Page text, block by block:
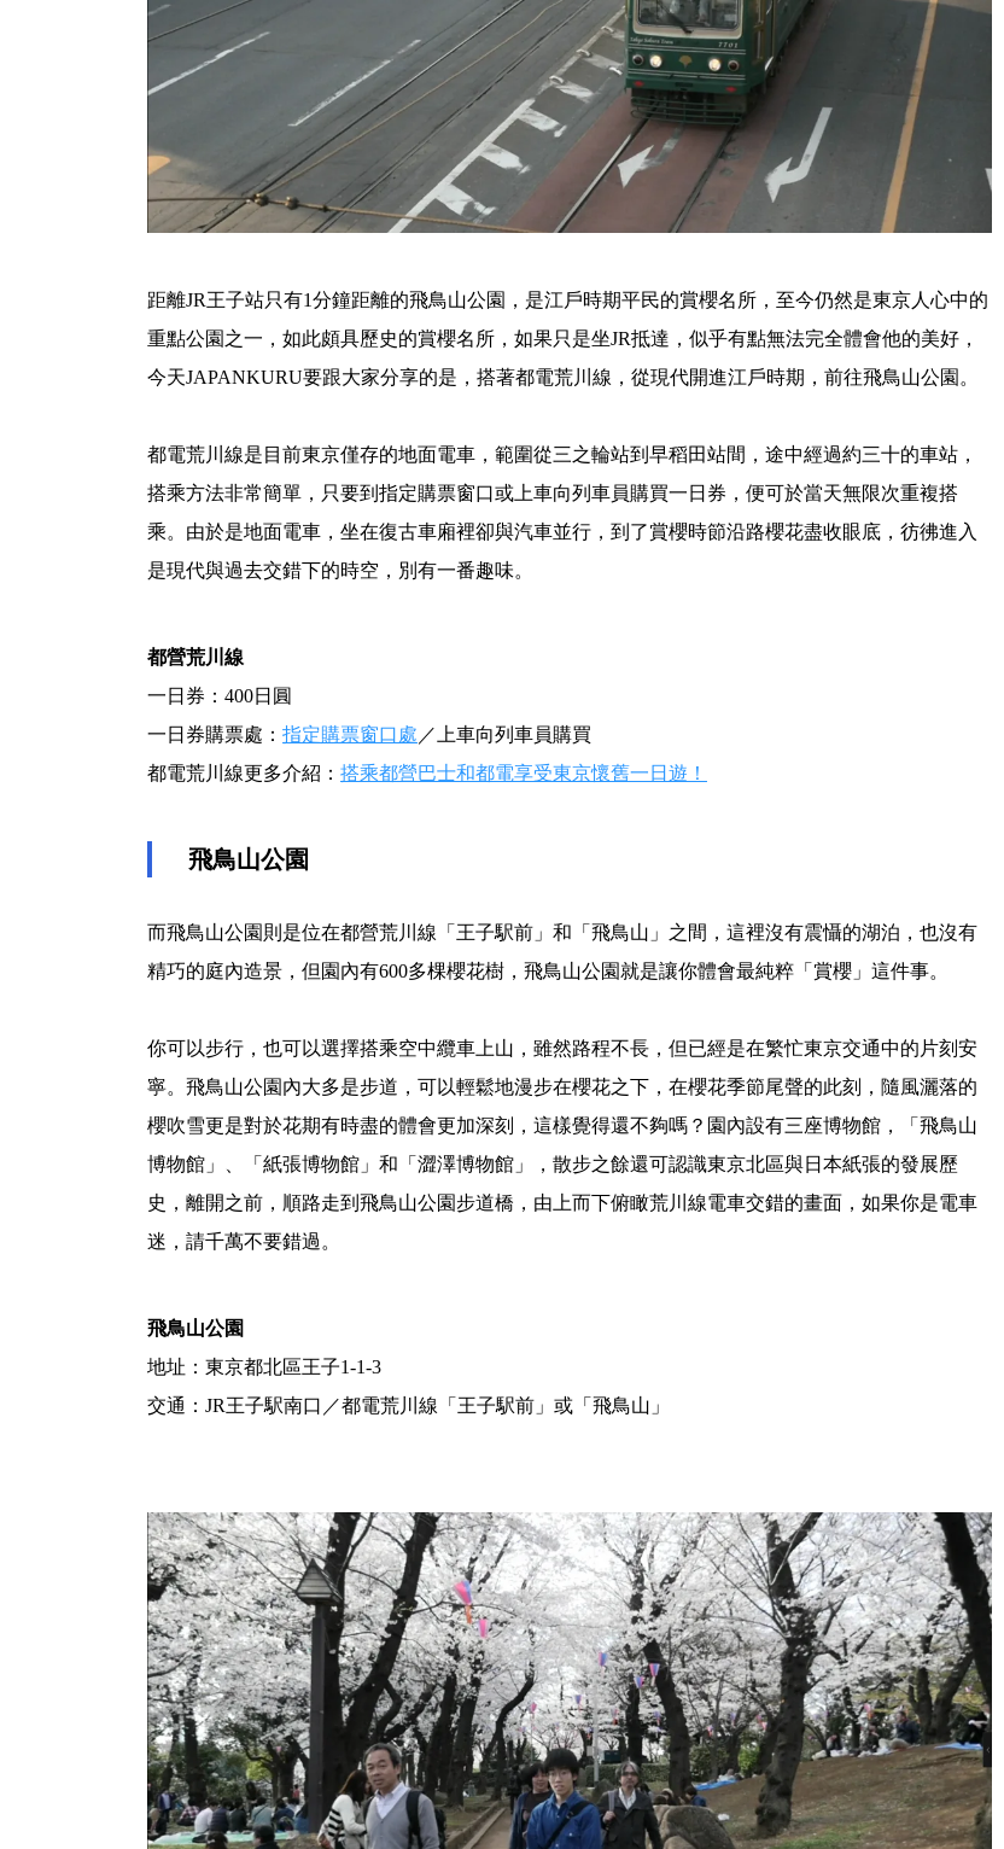
距離JR王子站只有1分鐘距離的飛鳥山公園，是江戶時期平民的賞櫻名所，至今仍然是東京人心中的
重點公園之一，如此頗具歷史的賞櫻名所，如果只是坐JR抵達，似乎有點無法完全體會他的美好，
今天JAPANKURU要跟大家分享的是，搭著都電荒川線，從現代開進江戶時期，前往飛鳥山公園。
都電荒川線是目前東京僅存的地面電車，範圍從三之輪站到早稻田站間，途中經過約三十的車站，
搭乘方法非常簡單，只要到指定購票窗口或上車向列車員購買一日券，便可於當天無限次重複搭
乘。由於是地面電車，坐在復古車廂裡卻與汽車並行，到了賞櫻時節沿路櫻花盡收眼底，彷彿進入
是現代與過去交錯下的時空，別有一番趣味。
都營荒川線
一日券：400日圓
一日券購票處： 指定購票窗口處 ／上車向列車員購買
都電荒川線更多介紹： 搭乘都營巴士和都電享受東京懷舊一日遊！
飛鳥山公園
而飛鳥山公園則是位在都營荒川線「王子駅前」和「飛鳥山」之間，這裡沒有震懾的湖泊，也沒有
精巧的庭內造景，但園內有600多棵櫻花樹，飛鳥山公園就是讓你體會最純粹「賞櫻」這件事。
你可以步行，也可以選擇搭乘空中纜車上山，雖然路程不長，但已經是在繁忙東京交通中的片刻安
寧。飛鳥山公園內大多是步道，可以輕鬆地漫步在櫻花之下，在櫻花季節尾聲的此刻，隨風灑落的
櫻吹雪更是對於花期有時盡的體會更加深刻，這樣覺得還不夠嗎？園內設有三座博物館，「飛鳥山
博物館」、「紙張博物館」和「澀澤博物館」，散步之餘還可認識東京北區與日本紙張的發展歷
史，離開之前，順路走到飛鳥山公園步道橋，由上而下俯瞰荒川線電車交錯的畫面，如果你是電車
迷，請千萬不要錯過。
飛鳥山公園
地址：東京都北區王子1-1-3
交通：JR王子駅南口／都電荒川線「王子駅前」或「飛鳥山」